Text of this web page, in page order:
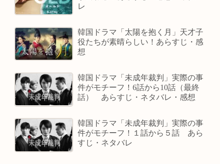
レ
韓国ドラマ「太陽を抱く月」天才子
役たちが素晴らしい！あらすじ・感
想
韓国ドラマ「未成年裁判」実際の事
件がモチーフ！6話から10話（最終
話） あらすじ・ネタバレ・感想
韓国ドラマ「未成年裁判」実際の事
件がモチーフ！１話から５話 あら
すじ・ネタバレ